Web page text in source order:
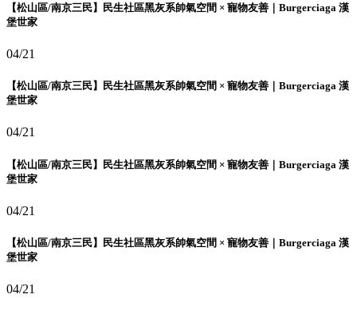
【松山區/南京三民】民生社區黑灰系帥氣空間 × 寵物友善｜Burgerciaga 漢
堡世家
04/21
【松山區/南京三民】民生社區黑灰系帥氣空間 × 寵物友善｜Burgerciaga 漢
堡世家
04/21
【松山區/南京三民】民生社區黑灰系帥氣空間 × 寵物友善｜Burgerciaga 漢
堡世家
04/21
【松山區/南京三民】民生社區黑灰系帥氣空間 × 寵物友善｜Burgerciaga 漢
堡世家
04/21